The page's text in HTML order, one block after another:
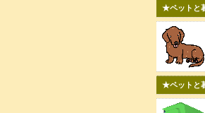
★ペットと
★ペットと